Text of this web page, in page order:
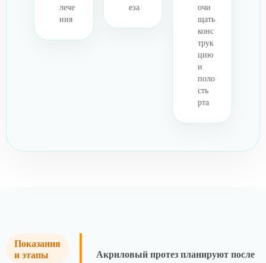
лече
ния
еза
очи
щать
конс
трук
цию
и
поло
сть
рта
Показания
и этапы
Акриловый протез планируют после